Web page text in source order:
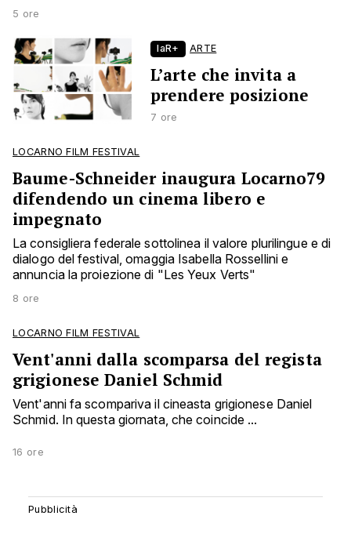
5 ore
laR+ ARTE
L’arte che invita a
prendere posizione
7 ore
LOCARNO FILM FESTIVAL
Baume-Schneider inaugura Locarno79
difendendo un cinema libero e
impegnato
La consigliera federale sottolinea il valore plurilingue e di
dialogo del festival, omaggia Isabella Rossellini e
annuncia la proiezione di "Les Yeux Verts"
8 ore
LOCARNO FILM FESTIVAL
Vent'anni dalla scomparsa del regista
grigionese Daniel Schmid
Vent'anni fa scompariva il cineasta grigionese Daniel
Schmid. In questa giornata, che coincide ...
16 ore